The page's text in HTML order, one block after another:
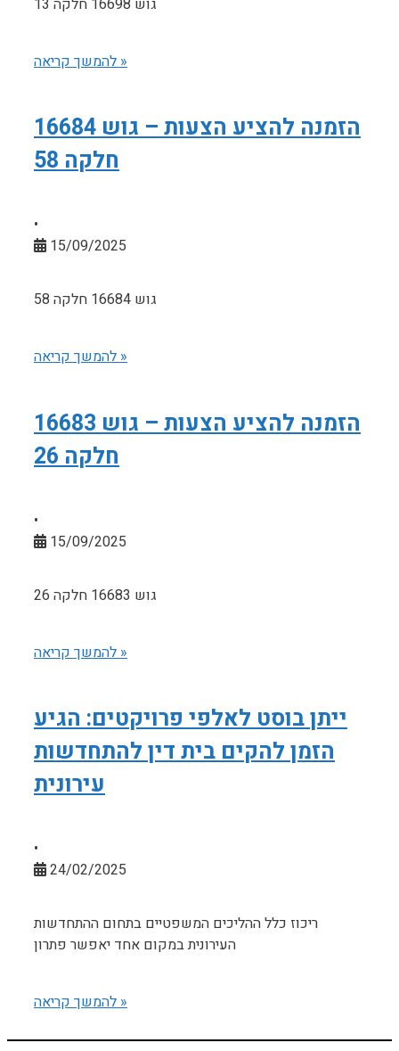
להמשך קריאה »
הזמנה להציע הצעות – גוש 16684
חלקה 58
•
15/09/2025
גוש 16684 חלקה 58
להמשך קריאה »
הזמנה להציע הצעות – גוש 16683
חלקה 26
•
15/09/2025
גוש 16683 חלקה 26
להמשך קריאה »
ייתן בוסט לאלפי פרויקטים: הגיע
הזמן להקים בית דין להתחדשות
עירונית
•
24/02/2025
ריכוז כלל ההליכים המשפטיים בתחום ההתחדשות
העירונית במקום אחד יאפשר פתרון
להמשך קריאה »